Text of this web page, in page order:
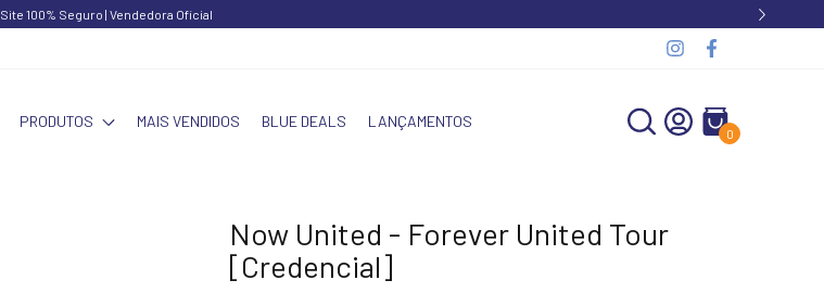
Site 100% Seguro | Vendedora Oficial
PRODUTOS MAIS VENDIDOS BLUE DEALS LANÇAMENTOS
0
Now United - Forever United Tour
[Credencial]